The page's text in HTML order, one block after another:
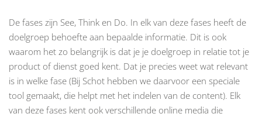
De fases zijn See, Think en Do. In elk van deze fases heeft de
doelgroep behoefte aan bepaalde informatie. Dit is ook
waarom het zo belangrijk is dat je je doelgroep in relatie tot je
product of dienst goed kent. Dat je precies weet wat relevant
is in welke fase (Bij Schot hebben we daarvoor een speciale
tool gemaakt, die helpt met het indelen van de content). Elk
van deze fases kent ook verschillende online media die